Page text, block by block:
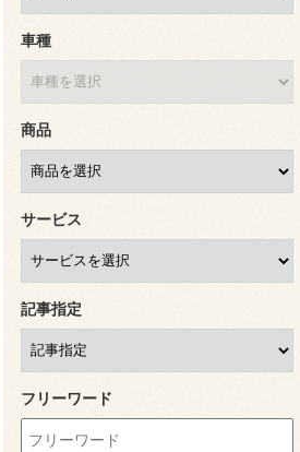
車種
商品
サービス
記事指定
フリーワード